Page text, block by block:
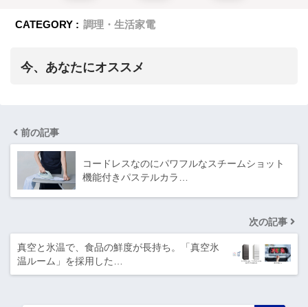
CATEGORY : 調理・生活家電
今、あなたにオススメ
前の記事
コードレスなのにパワフルなスチームショット
機能付きパステルカラ…
次の記事
真空と氷温で、食品の鮮度が長持ち。「真空氷
温ルーム」を採用した…